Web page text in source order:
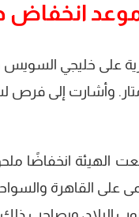
انخفاض
على خليجي السويس
40 إلى 60 كم/س، وارتفاع الأمواج بين
الطقس يوم الأربعاء 9 إبريل،